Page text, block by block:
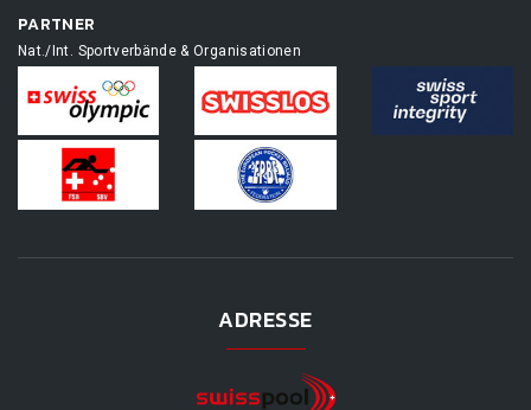
PARTNER
Nat./Int. Sportverbände & Organisationen
ADRESSE